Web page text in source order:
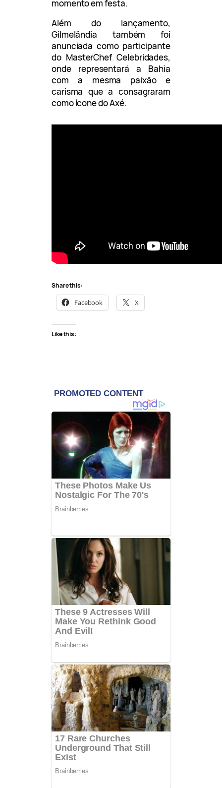
momento em festa.
Além do lançamento,
Gilmelândia também foi
anunciada como participante
do MasterChef Celebridades,
onde representará a Bahia
com a mesma paixão e
carisma que a consagraram
como ícone do Axé.
Share this:
Facebook X
Like this: